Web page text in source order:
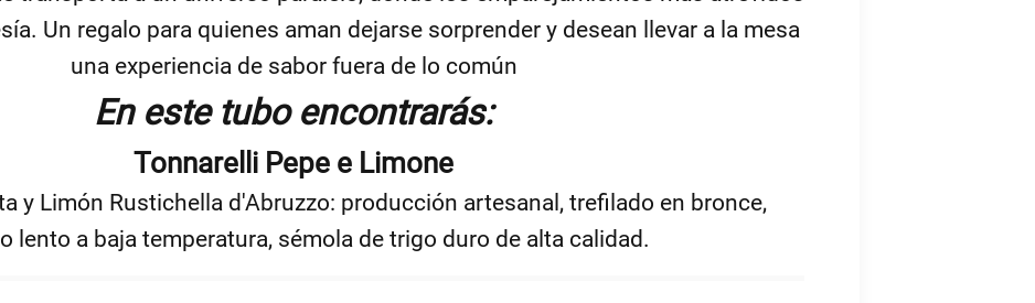
Un regalo para quienes aman dejarse sorprender y desean llevar a la mesa
una experiencia de sabor fuera de lo común
En este tubo encontrarás:
Tonnarelli Pepe e Limone
y Limón Rustichella d'Abruzzo: producción artesanal, trefilado en bronce,
lento a baja temperatura, sémola de trigo duro de alta calidad.